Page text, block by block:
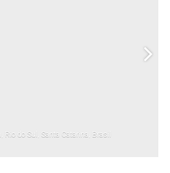
Rio do Sul Santa Catarina Brasil